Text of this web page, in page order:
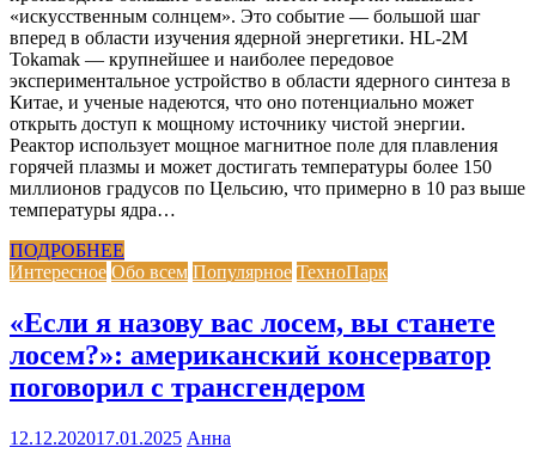
«искусственным солнцем». Это событие — большой шаг
вперед в области изучения ядерной энергетики. HL-2M
Tokamak — крупнейшее и наиболее передовое
экспериментальное устройство в области ядерного синтеза в
Китае, и ученые надеются, что оно потенциально может
открыть доступ к мощному источнику чистой энергии.
Реактор использует мощное магнитное поле для плавления
горячей плазмы и может достигать температуры более 150
миллионов градусов по Цельсию, что примерно в 10 раз выше
температуры ядра…
ПОДРОБНЕЕ
Интересное Обо всем Популярное ТехноПарк
«Если я назову вас лосем, вы станете
лосем?»: американский консерватор
поговорил с трансгендером
12.12.202017.01.2025 Анна